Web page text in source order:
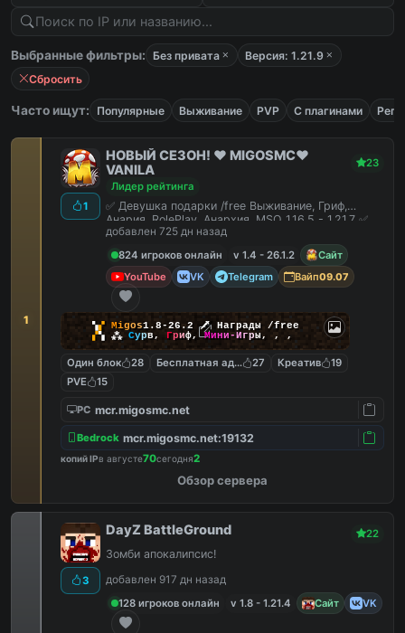
Выбранные фильтры: Без привата
Версия: 1.21.9
Сбросить
Часто ищут: Популярные Выживание PVP С плагинами
1
1
НОВЫЙ СЕЗОН! ❤️ MIGOSMC❤️
VANILA
23
Лидер рейтинга
✅ Девушка подарки /free Выживание, Гриф,
Анария, RolePlay, Анархия, MSO 1.16.5 - 1.21.7 ✅
добавлен 725 дн назад
824 игроков онлайн
v 1.4 - 26.1.2
Сайт
YouTube
VK Telegram Вайп09.07
▚▞ Migos1.8-26.2🗡 Награды /free
▞▚ ⁂ Сурв, Гриф,Мини-Игры, , ,
Один блок 28 Бесплатная админка
27 Креатив
19
PVE
15
PC mcr.migosmc.net
Bedrock mcr.migosmc.net:19132
копий IPв августе70сегодня2
Обзор сервера
3
DayZ BattleGround 22
Зомби апокалипсис!
добавлен 917 дн назад
128 игроков онлайн
v 1.8 - 1.21.4 Сайт VK